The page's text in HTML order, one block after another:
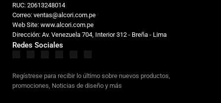
RUC: 20613248014
Correo: ventas@alcori.com.pe
Web Site: www.alcori.com.pe
Dirección: Av. Venezuela 704, Interior 312 - Breña - Lima
Redes Sociales
Regístrese para recibir lo último sobre nuevos productos,
promociones, Noticias de diseño y más